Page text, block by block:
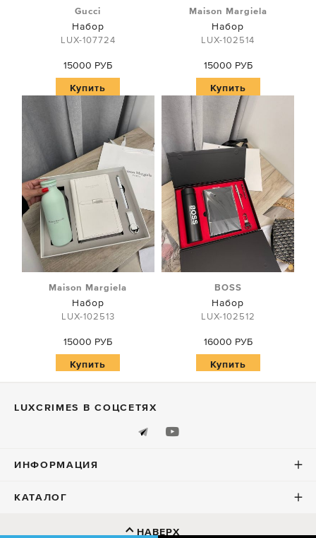
Gucci
Набор
LUX-107724
15000 РУБ
Купить
Maison Margiela
Набор
LUX-102514
15000 РУБ
Купить
Maison Margiela
Набор
LUX-102513
15000 РУБ
Купить
BOSS
Набор
LUX-102512
16000 РУБ
Купить
LUXСRIMES В СОЦСЕТЯХ
ИНФОРМАЦИЯ
КАТАЛОГ
НАВЕРХ